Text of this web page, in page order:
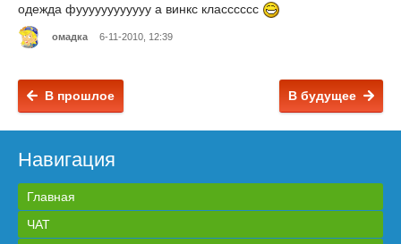
одежда фуууууууууууу а винкс класссссс
омадка 6-11-2010, 12:39
В будущее
В прошлое
Навигация
Главная
ЧАТ